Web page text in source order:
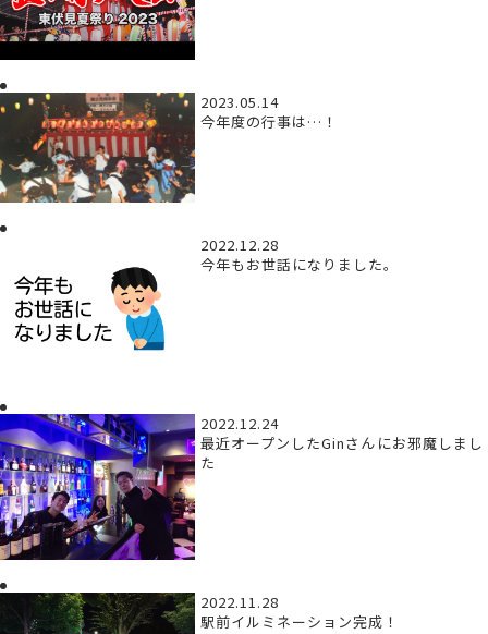
2023.05.14
今年度の行事は…！
2022.12.28
今年もお世話になりました。
2022.12.24
最近オープンしたGinさんにお邪魔しまし
た
2022.11.28
駅前イルミネーション完成！